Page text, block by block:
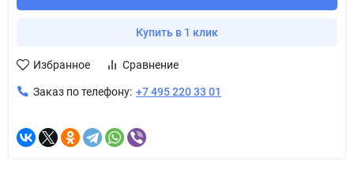
Купить в 1 клик
Избранное Сравнение
Заказ по телефону: +7 495 220 33 01